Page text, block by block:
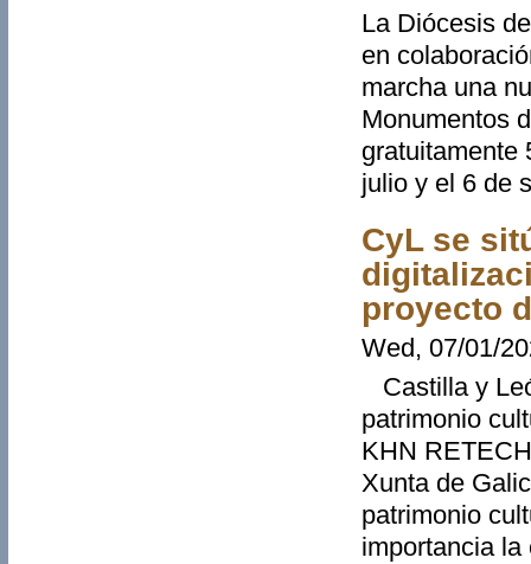
La Diócesis
en
marcha una
Monumentos
gratuitamente
julio y el 6 de
CyL se
proyecto
Wed, 07/01/
Castilla y
patrimonio
KHN
Xunta de
patrimonio
importancia la